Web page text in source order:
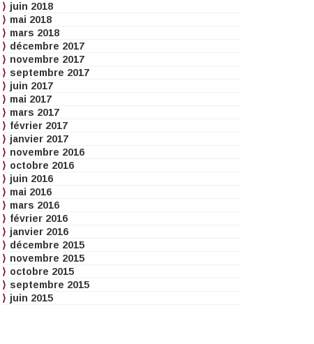
juin 2018
mai 2018
mars 2018
décembre 2017
novembre 2017
septembre 2017
juin 2017
mai 2017
mars 2017
février 2017
janvier 2017
novembre 2016
octobre 2016
juin 2016
mai 2016
mars 2016
février 2016
janvier 2016
décembre 2015
novembre 2015
octobre 2015
septembre 2015
juin 2015